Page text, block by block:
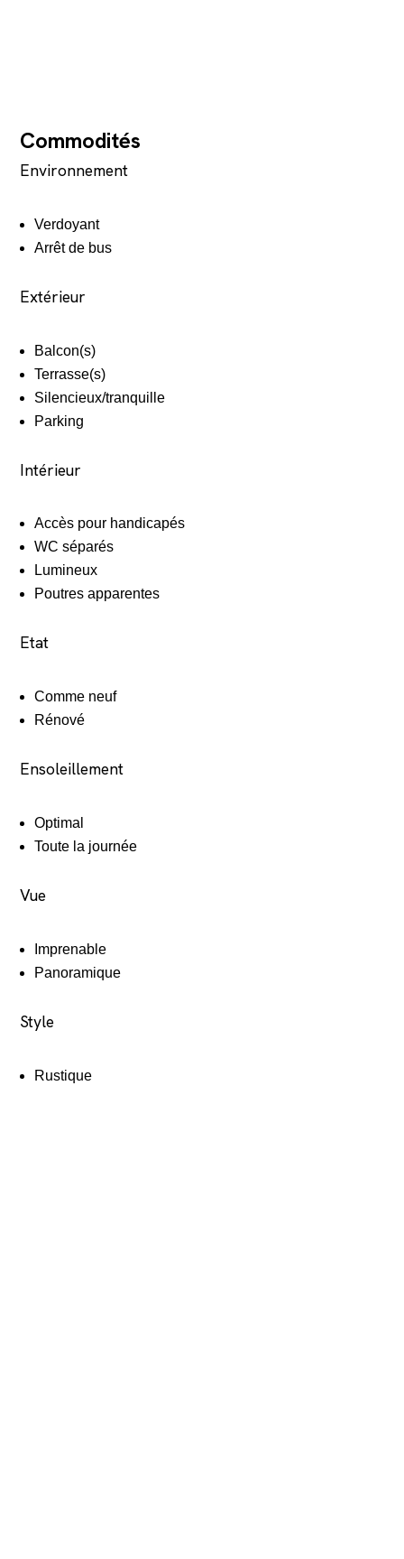
Commodités
Environnement
Verdoyant
Arrêt de bus
Extérieur
Balcon(s)
Terrasse(s)
Silencieux/tranquille
Parking
Intérieur
Accès pour handicapés
WC séparés
Lumineux
Poutres apparentes
Etat
Comme neuf
Rénové
Ensoleillement
Optimal
Toute la journée
Vue
Imprenable
Panoramique
Style
Rustique